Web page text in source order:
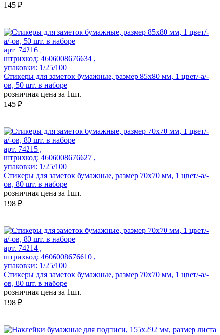
145 ₽
арт. 74216 ,
штрихкод: 4606008676634 ,
упаковки: 1/25/100
Стикеры для заметок бумажные, размер 85х80 мм, 1 цвет/-а/-
ов, 50 шт. в наборе
розничная цена за 1шт.
145 ₽
арт. 74215 ,
штрихкод: 4606008676627 ,
упаковки: 1/25/100
Стикеры для заметок бумажные, размер 70х70 мм, 1 цвет/-а/-
ов, 80 шт. в наборе
розничная цена за 1шт.
198 ₽
арт. 74214 ,
штрихкод: 4606008676610 ,
упаковки: 1/25/100
Стикеры для заметок бумажные, размер 70х70 мм, 1 цвет/-а/-
ов, 80 шт. в наборе
розничная цена за 1шт.
198 ₽